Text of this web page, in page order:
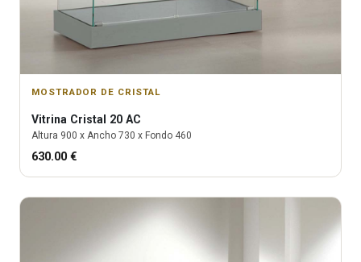
MOSTRADOR DE CRISTAL
Vitrina Cristal 20 AC
Altura 900 x Ancho 730 x Fondo 460
630.00 €